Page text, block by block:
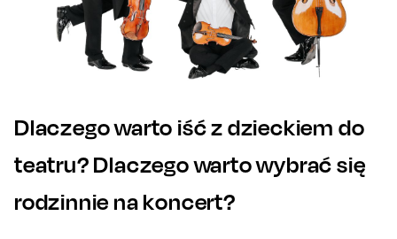
Dlaczego warto iść z dzieckiem do
teatru? Dlaczego warto wybrać się
rodzinnie na koncert?